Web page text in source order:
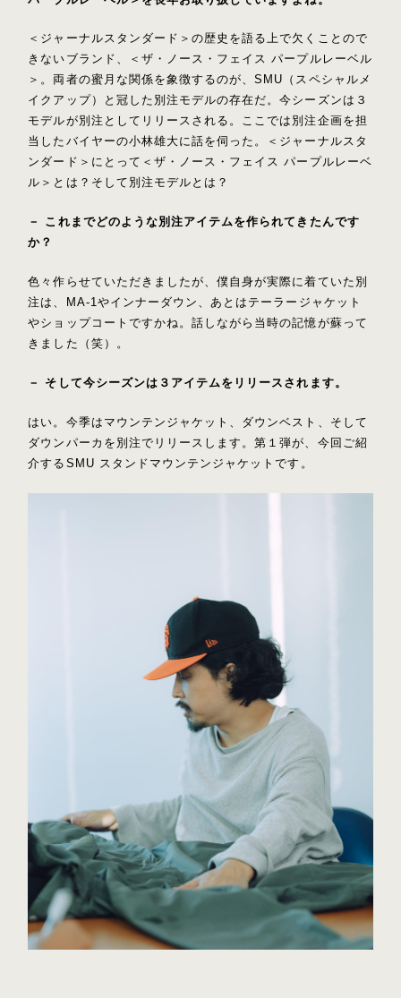
＜ジャーナルスタンダード＞の歴史を語る上で欠くことので
きないブランド、＜ザ・ノース・フェイス パープルレーベル
＞。両者の蜜月な関係を象徴するのが、SMU（スペシャルメ
イクアップ）と冠した別注モデルの存在だ。今シーズンは３
モデルが別注としてリリースされる。ここでは別注企画を担
当したバイヤーの小林雄大に話を伺った。＜ジャーナルスタ
ンダード＞にとって＜ザ・ノース・フェイス パープルレーベ
ル＞とは？そして別注モデルとは？
－ これまでどのような別注アイテムを作られてきたんです
か？
色々作らせていただきましたが、僕自身が実際に着ていた別
注は、MA-1やインナーダウン、あとはテーラージャケット
やショップコートですかね。話しながら当時の記憶が蘇って
きました（笑）。
－ そして今シーズンは３アイテムをリリースされます。
はい。今季はマウンテンジャケット、ダウンベスト、そして
ダウンパーカを別注でリリースします。第１弾が、今回ご紹
介するSMU スタンドマウンテンジャケットです。